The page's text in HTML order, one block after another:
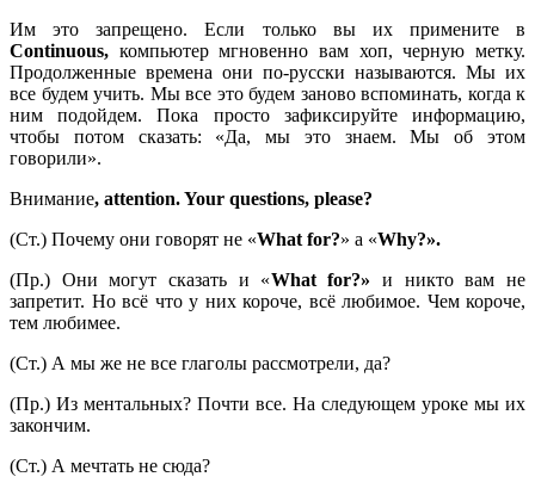
Им это запрещено. Если только вы их примените в
Continuous, компьютер мгновенно вам хоп, черную метку.
Продолженные времена они по-русски называются. Мы их
все будем учить. Мы все это будем заново вспоминать, когда к
ним подойдем. Пока просто зафиксируйте информацию,
чтобы потом сказать: «Да, мы это знаем. Мы об этом
говорили».
Внимание, attention. Your questions, please?
(Ст.) Почему они говорят не «What for?» а «Why?».
(Пр.) Они могут сказать и «Whatfor?» и никто вам не
запретит. Но всё что у них короче, всё любимое. Чем короче,
тем любимее.
(Ст.) А мы же не все глаголы рассмотрели, да?
(Пр.) Из ментальных? Почти все. На следующем уроке мы их
закончим.
(Ст.) А мечтать не сюда?